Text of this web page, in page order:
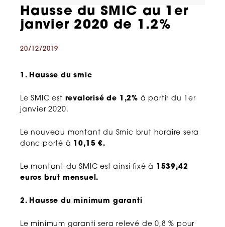
Hausse du SMIC au 1er
janvier 2020 de 1.2%
20/12/2019
1. Hausse du smic
Le SMIC est revalorisé de 1,2% à partir du 1er
janvier 2020.
Le nouveau montant du Smic brut horaire sera
donc porté à 10,15 €.
Le montant du SMIC est ainsi fixé à 1539,42
euros brut mensuel.
2. Hausse du minimum garanti
Le minimum garanti sera relevé de 0,8 % pour